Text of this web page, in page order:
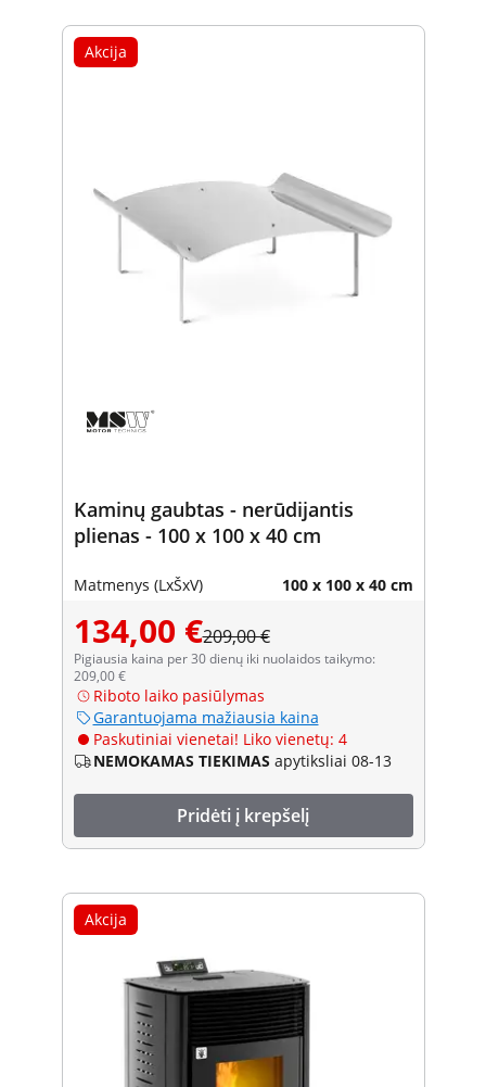
Akcija
Kaminų gaubtas - nerūdijantis
plienas - 100 x 100 x 40 cm
Matmenys (LxŠxV) 100 x 100 x 40 cm
134,00 €209,00 €
Pigiausia kaina per 30 dienų iki nuolaidos taikymo:
209,00 €
Riboto laiko pasiūlymas
Garantuojama mažiausia kaina
Paskutiniai vienetai! Liko vienetų: 4
NEMOKAMAS TIEKIMAS apytiksliai 08-13
Pridėti į krepšelį
Akcija